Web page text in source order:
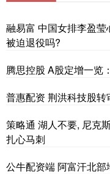
融易富 中国女排李盈
被迫退役吗?
腾思控股 A股定增一览
普惠配资 荆洪科技股
策略通 湖人不要, 尼克
扎心马刺
公牛配资端 阿富汗北